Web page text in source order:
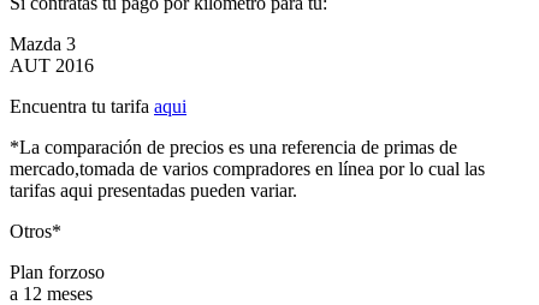
Mazda 3
AUT 2016
Encuentra tu tarifa aqui
*La comparación de precios es una referencia de primas de
mercado,tomada de varios compradores en línea por lo cual las
tarifas aqui presentadas pueden variar.
Otros*
Plan forzoso
a 12 meses